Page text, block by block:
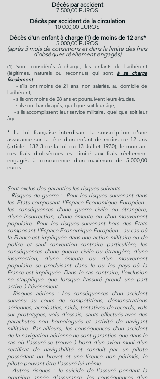
Décès par accident
7 500,00 EUROS
Décès par accident de la circulation
10 000,00 EUROS
Décès d'un enfant à charge (1) de moins de 12 ans*
5 000,00 EUROS
(après 3 mois de cotisations et dans la limite des frais
d'obsèques réellement engagés)
(1) Sont considérés à charge, les enfants de l'adhérent
(légitimes, naturels ou reconnus) qui sont à sa charge
fiscalement:
- s'ils ont moins de 21 ans, non salariés, au domicile de
l'adhérent,
- s'ils ont moins de 28 ans et poursuivent leurs études,
- s'ils sont handicapés, quel que soit leur âge,
- s'ils accomplissent leur service militaire, quel que soit leur
âge.
* La loi française interdisant la souscription d'une
assurance sur la tête d'un enfant de moins de 12 ans
(article L132-3 de la loi du 13 Juillet 1930), le montant
des frais d'obsèques est limité aux frais réellement
engagés à concurrence d'un maximum de 5.000,00
euros.
Sont exclus des garanties les risques suivants :
- Risques de guerre : Pour les risques survenant dans
les Etats composant l'Espace Economique Européen :
les conséquences d'une guerre civile ou étrangère,
d'une insurrection, d'une émeute ou d'un mouvement
populaire. Pour les risques survenant hors des Etats
composant l'Espace Economique Européen : au cas où
la France est impliquée dans une action militaire ou de
police et sauf convention contraire particulière, les
conséquences d'une guerre civile ou étrangère, d'une
insurrection, d'une émeute ou d'un mouvement
populaire se produisant dans le ou les pays où la
France est impliquée. Dans le cas contraire, l'exclusion
ne s'applique que lorsque l'assuré prend une part
active à l'événement.
- Risques aériens : Les conséquences d'un accident
survenu au cours de compétitions, démonstrations
aériennes, acrobaties, raids, tentatives de records, vols
sur prototypes, vols d'essais, sauts effectués avec des
parachutes non homologués et activité de navigant
militaire. Par ailleurs, les conséquences d'un accident
de la navigation aérienne ne sont garanties que dans le
cas où l'assuré se trouve à bord d'un avion muni d'un
certificat de navigabilité et conduit par un pilote
possédant un brevet et une licence non périmés, le
pilote pouvant être l'assuré lui-même.
- Autres risques : le suicide de l'assuré pendant la
première année d'assurance, les conséquences d'un